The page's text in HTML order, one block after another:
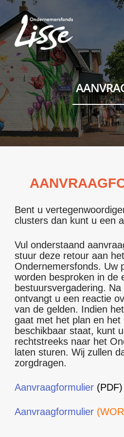
Bent u
clusters dan kunt u een
Vul onderstaand
stuur deze retour aan het
Ondernemersfonds. Uw
worden besproken in de
bestuursvergadering.
ontvangt u een reactie
van de gelden. Indien
gaat met het plan en het
beschikbaar staat, kunt
rechtstreeks naar het
laten sturen. Wij zullen
zorgdragen.
Aanvraagformulier (PDF)
Aanvraagformulier